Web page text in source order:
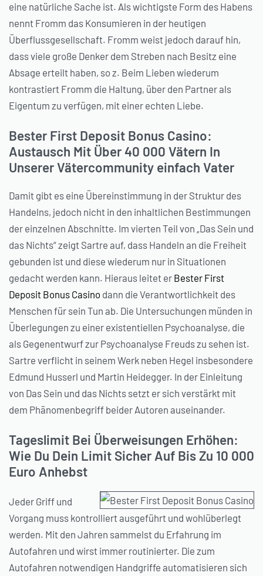
eine natürliche Sache ist. Als wichtigste Form des Habens
nennt Fromm das Konsumieren in der heutigen
Überflussgesellschaft. Fromm weist jedoch darauf hin,
dass viele große Denker dem Streben nach Besitz eine
Absage erteilt haben, so z. Beim Lieben wiederum
kontrastiert Fromm die Haltung, über den Partner als
Eigentum zu verfügen, mit einer echten Liebe.
Bester First Deposit Bonus Casino:
Austausch Mit Über 40 000 Vätern In
Unserer Vätercommunity einfach Vater
Damit gibt es eine Übereinstimmung in der Struktur des
Handelns, jedoch nicht in den inhaltlichen Bestimmungen
der einzelnen Abschnitte. Im vierten Teil von „Das Sein und
das Nichts“ zeigt Sartre auf, dass Handeln an die Freiheit
gebunden ist und diese wiederum nur in Situationen
gedacht werden kann. Hieraus leitet er Bester First
Deposit Bonus Casino dann die Verantwortlichkeit des
Menschen für sein Tun ab. Die Untersuchungen münden in
Überlegungen zu einer existentiellen Psychoanalyse, die
als Gegenentwurf zur Psychoanalyse Freuds zu sehen ist.
Sartre verflicht in seinem Werk neben Hegel insbesondere
Edmund Husserl und Martin Heidegger. In der Einleitung
von Das Sein und das Nichts setzt er sich verstärkt mit
dem Phänomenbegriff beider Autoren auseinander.
Tageslimit Bei Überweisungen Erhöhen:
Wie Du Dein Limit Sicher Auf Bis Zu 10 000
Euro Anhebst
Jeder Griff und
Vorgang muss kontrolliert ausgeführt und wohlüberlegt
werden. Mit den Jahren sammelst du Erfahrung im
Autofahren und wirst immer routinierter. Die zum
Autofahren notwendigen Handgriffe automatisieren sich